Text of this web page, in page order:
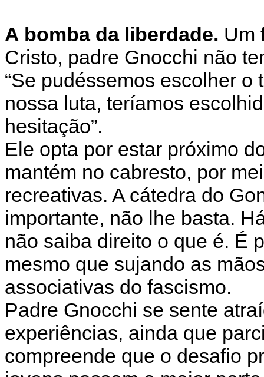
A bomba da liberdade. Um
Cristo, padre Gnocchi não
“Se pudéssemos escolher
nossa luta, teríamos
hesitação”.
Ele opta por estar próximo
mantém no cabresto, por
recreativas. A cátedra do
importante, não lhe basta.
não saiba direito o que é. É
mesmo que sujando as
associativas do fascismo.
Padre Gnocchi se sente
experiências, ainda que
compreende que o desafio